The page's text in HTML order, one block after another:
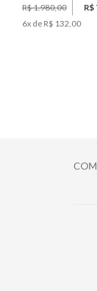
R$ 1.980,00
R$
6x de R$ 132,00